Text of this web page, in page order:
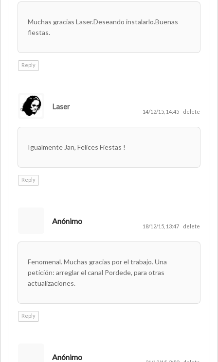
Muchas gracias Laser.Deseando instalarlo.Buenas
fiestas.
Reply
Laser
14/12/15, 14:45 delete
Igualmente Jan, Felices Fiestas !
Reply
Anónimo
18/12/15, 13:47 delete
Fenomenal. Muchas gracias por el trabajo. Una
petición: arreglar el canal Pordede, para otras
actualizaciones.
Reply
Anónimo